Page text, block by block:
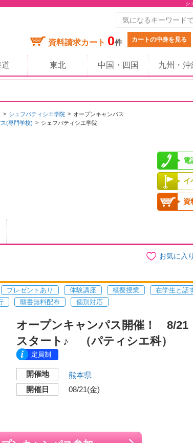
シ
資料請求カート 0件 カートの中身を見る
東北 中国・四国 九州・沖
シェフパティシエ学院
オープンキャンパス
(専門学校) シェフパティシエ学院
電
イ
資
お気に入り
プレゼントあり 体験講座 模擬授業
在学生と話
願書無料配布 個別対応
オープンキャンパス開催！ 8/
スタート♪ （パティシエ科）
定員制
開催地
熊本県
開催日
08/21(金)